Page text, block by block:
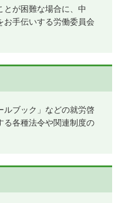
とが困難な場合に、中
お手伝いする労働委員会
ルブック」などの就労啓
る各種法令や関連制度の